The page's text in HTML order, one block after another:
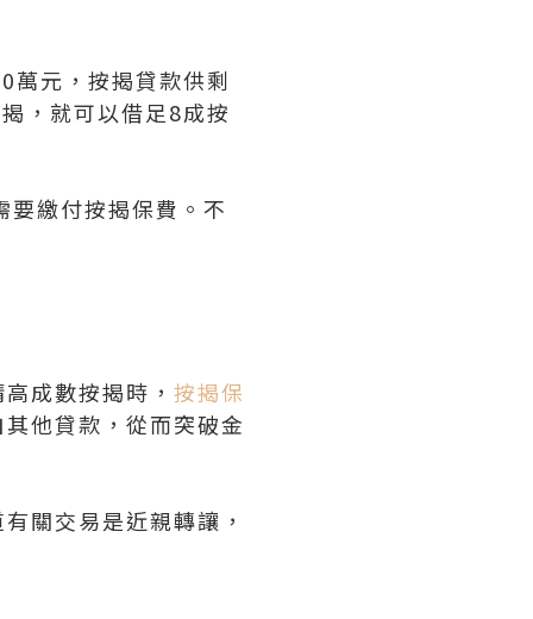
萬元，按揭貸款供剩
，就可以借足8成按
繳付按揭保費。不
成數按揭時， 按揭保
他貸款，從而突破金
關交易是近親轉讓，